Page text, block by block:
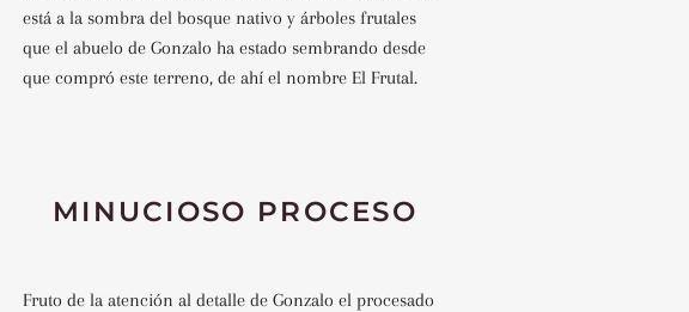
está a la sombra del bosque nativo y árboles frutales
que el abuelo de Gonzalo ha estado sembrando desde
que compró este terreno, de ahí el nombre El Frutal.
MINUCIOSO PROCESO
Fruto de la atención al detalle de Gonzalo el procesado